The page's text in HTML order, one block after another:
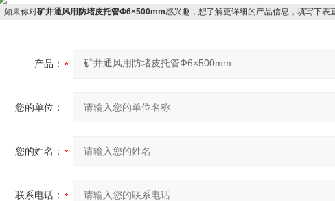
如果你对矿井通风用防堵皮托管Ф6×500mm感兴趣，想了解更详细的产品信息，填写下表
产品：
您的单位：
您的姓名：
联系电话：